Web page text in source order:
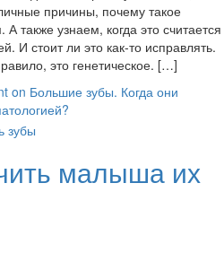
причины, почему такое
также узнаем, когда это считается
И стоит ли это как-то исправлять.
это генетическое. […]
on Большие зубы. Когда они
малыша их